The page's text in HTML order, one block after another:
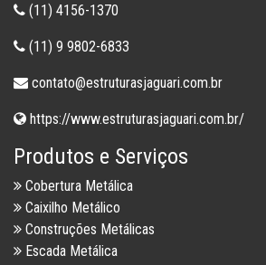
(11) 4156-1370
(11) 9 9802-6833
contato@estruturasjaguari.com.br
https://www.estruturasjaguari.com.br/
Produtos e Serviços
Cobertura Metálica
Caixilho Metálico
Construções Metálicas
Escada Metálica